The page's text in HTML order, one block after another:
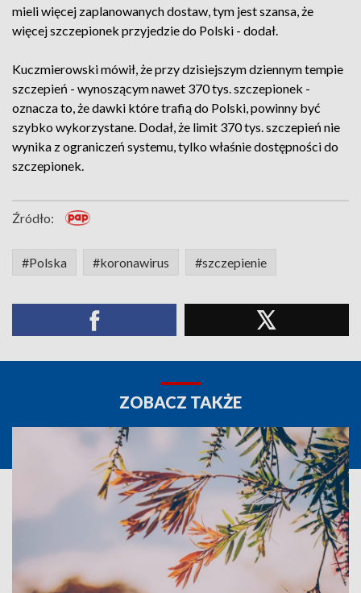
mieli więcej zaplanowanych dostaw, tym jest szansa, że
więcej szczepionek przyjedzie do Polski - dodał.
Kuczmierowski mówił, że przy dzisiejszym dziennym tempie
szczepień - wynoszącym nawet 370 tys. szczepionek -
oznacza to, że dawki które trafią do Polski, powinny być
szybko wykorzystane. Dodał, że limit 370 tys. szczepień nie
wynika z ograniczeń systemu, tylko właśnie dostępności do
szczepionek.
Źródło:
#Polska #koronawirus #szczepienie
ZOBACZ TAKŻE